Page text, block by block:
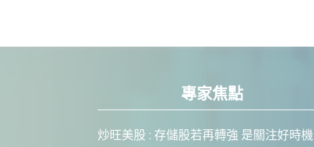
專家焦點
炒旺美股 : 存儲股若再轉強 是關注好時機